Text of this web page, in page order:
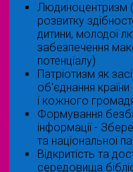
Людиноцентризм
розвитку
дитини, молодої
забезпечення
потенціалу)
Патріотизм як
об'єднання
і кожного
Формування
інформації -
та національної
Відкритість та
середовища